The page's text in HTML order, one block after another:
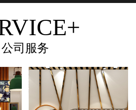
公司服务